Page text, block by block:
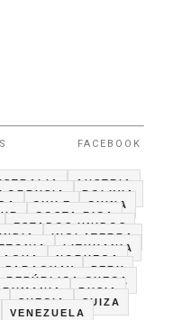
FACEBOOK
AUSTRIA
BOLIVIA
CHILE
CHINA
COSTA RICA
ESTADOS UNIDOS
INDIA
INGLATERRA
LITHUANIA
NORUEGA
PARAGUAY
PERU
REPÚBLICA CHECA
RUMANIA
RUSIA
SUECIA
SUIZA
VENEZUELA